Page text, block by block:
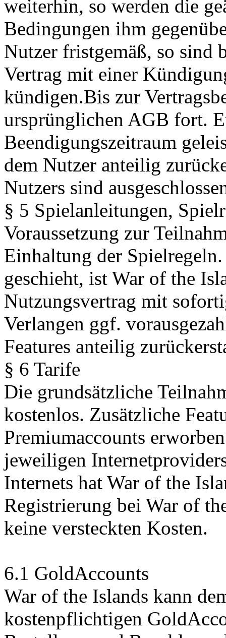
weiterhin, so werden die
Bedingungen ihm
Nutzer fristgemäß, so sind
Vertrag mit einer
kündigen.Bis zur
ursprünglichen AGB fort.
Beendigungszeitraum
dem Nutzer anteilig
Nutzers sind
§ 5 Spielanleitungen,
Voraussetzung zur
Einhaltung der
geschieht, ist War of the
Nutzungsvertrag mit
Verlangen ggf.
Features anteilig
§ 6 Tarife
Die grundsätzliche
kostenlos. Zusätzliche
Premiumaccounts
jeweiligen
Internets hat War of the
Registrierung bei War of
keine versteckten Kosten.
6.1 GoldAccounts
War of the Islands kann
kostenpflichtigen